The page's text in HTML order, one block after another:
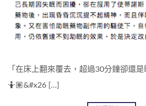
「在床上翻來覆去，超過30分鐘卻還是
🤷🏽‍&#x26 […]